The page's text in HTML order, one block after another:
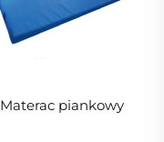
Materac piankowy